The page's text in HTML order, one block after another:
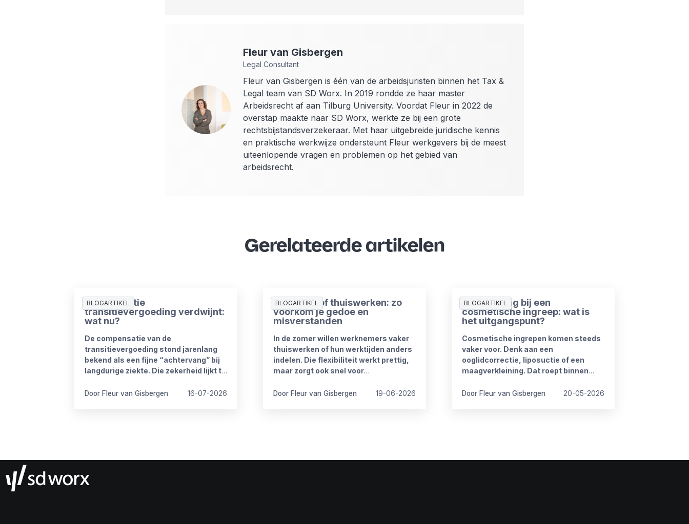
Fleur van Gisbergen
Legal Consultant
Fleur van Gisbergen is één van de arbeidsjuristen binnen het Tax &
Legal team van SD Worx. In 2019 rondde ze haar master
Arbeidsrecht af aan Tilburg University. Voordat Fleur in 2022 de
overstap maakte naar SD Worx, werkte ze bij een grote
rechtsbijstandsverzekeraar. Met haar uitgebreide juridische kennis
en praktische werkwijze ondersteunt Fleur werkgevers bij de meest
uiteenlopende vragen en problemen op het gebied van
arbeidsrecht.
Gerelateerde artikelen
BLOGARTIKEL
Compensatie
transitievergoeding verdwijnt:
wat nu?
De compensatie van de
transitievergoeding stond jarenlang
bekend als een fijne “achtervang” bij
langdurige ziekte. Die zekerheid lijkt te
kabinet heeft plannen om de
Door Fleur van Gisbergen 16-07-2026
BLOGARTIKEL
Zomerproof thuiswerken: zo
voorkom je gedoe en
misverstanden
In de zomer willen werknemers vaker
thuiswerken of hun werktijden anders
indelen. Die flexibiliteit werkt prettig,
maar zorgt ook snel voor
wat niet? Wanneer is iemand
Door Fleur van Gisbergen 19-06-2026
BLOGARTIKEL
Ziekmelding bij een
cosmetische ingreep: wat is
het uitgangspunt?
Cosmetische ingrepen komen steeds
vaker voor. Denk aan een
ooglidcorrectie, liposuctie of een
maagverkleining. Dat roept binnen
Door Fleur van Gisbergen 20-05-2026